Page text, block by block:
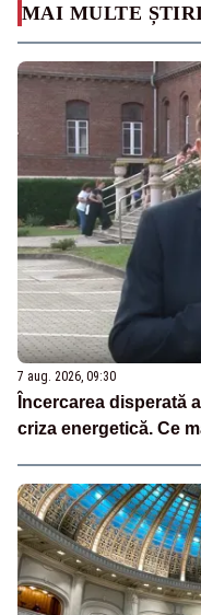
MAI MULTE
7 aug. 2026, 09:30
Încercarea disperată
criza energetică. Ce